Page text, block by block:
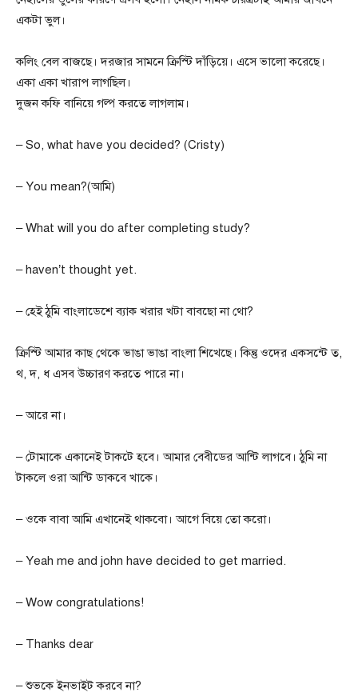
একটা ভুল।
কলিং বেল বাজছে। দরজার সামনে ক্রিস্টি দাঁড়িয়ে। এসে ভালো করেছে।
একা একা খারাপ লাগছিল।
দুজন কফি বানিয়ে গল্প করতে লাগলাম।
– So, what have you decided? (Cristy)
– You mean?(আমি)
– What will you do after completing study?
– haven’t thought yet.
– হেই ঠুমি বাংলাডেশে ব্যাক খরার খটা বাবছো না থো?
ক্রিস্টি আমার কাছ থেকে ভাঙা ভাঙা বাংলা শিখেছে। কিন্তু ওদের একসন্টে ত,
থ, দ, ধ এসব উচ্চারণ করতে পারে না।
– আরে না।
– টোমাকে একানেই টাকটে হবে। আমার বেবীডের আন্টি লাগবে। ঠুমি না
টাকলে ওরা আন্টি ডাকবে খাকে।
– ওকে বাবা আমি এখানেই থাকবো। আগে বিয়ে তো করো।
– Yeah me and john have decided to get married.
– Wow congratulations!
– Thanks dear
– শুভকে ইনভাইট করবে না?